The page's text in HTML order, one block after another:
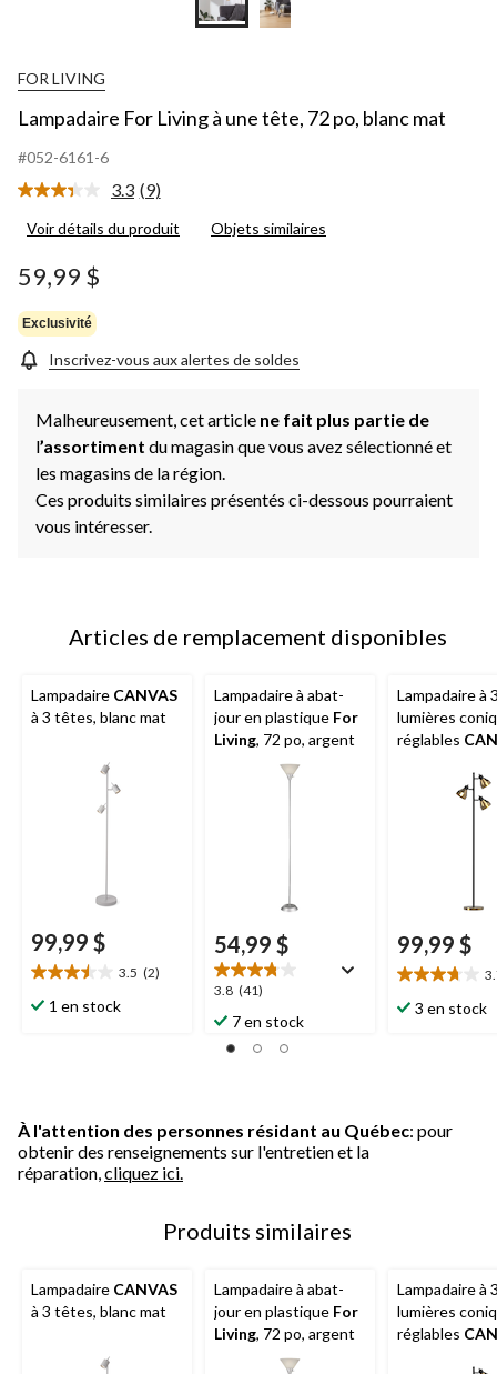
FOR LIVING
Lampadaire For Living à une tête, 72 po, blanc mat
#052-6161-6
3.3 Lire
9
(9)
Voir détails du produit Objets similaires
59,99 $
Exclusivité
Inscrivez-vous aux alertes de soldes
Malheureusement, cet article ne fait plus partie de
l’assortiment du magasin que vous avez sélectionné et
les magasins de la région.
Ces produits similaires présentés ci-dessous pourraient
vous intéresser.
Articles de remplacement disponibles
Lampadaire CANVAS
à 3 têtes, blanc mat
99,99 $
3.5 (2)
3.5
étoile(s)
1 en stock
Lampadaire à abat-
jour en plastique For
Living, 72 po, argent
54,99 $
3.8 (41)
3.8
étoile(s)
sur
5.
7 en stock
Lampadaire à
lumières
réglables
99,99 $
3.7
étoile(s)
3 en stock
À l'attention des personnes résidant au Québec: pour
obtenir des renseignements sur l'entretien et la
réparation, cliquez ici.
Produits similaires
Lampadaire CANVAS
à 3 têtes, blanc mat
Lampadaire à abat-
jour en plastique For
Living, 72 po, argent
Lampadaire à
lumières
réglables